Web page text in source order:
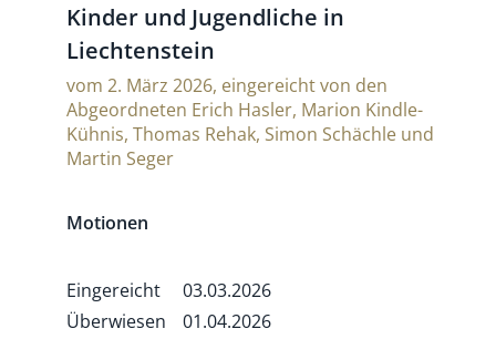
Kinder und Jugend­liche in
Liechtenstein
vom 2. März 2026, eingereicht von den
Abgeordneten Erich Hasler, Marion Kindle-
Kühnis, Thomas Rehak, Simon Schächle und
Martin Seger
Motionen
Eingereicht
03.03.2026
Überwiesen
01.04.2026